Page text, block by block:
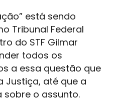
está sendo
Tribunal Federal
do STF Gilmar
todos os
a essa questão que
Justiça, até que a
sobre o assunto.